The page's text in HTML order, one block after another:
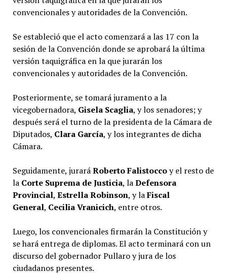
Se estableció que el acto comenzará a las 17 con la
sesión de la Convención donde se aprobará la última
versión taquigráfica en la que jurarán los
convencionales y autoridades de la Convención.
Posteriormente, se tomará juramento a la
vicegobernadora, Gisela Scaglia, y los senadores; y
después será el turno de la presidenta de la Cámara de
Diputados, Clara García, y los integrantes de dicha
Cámara.
Seguidamente, juraráRoberto Falistoccoy el resto de
la Corte Suprema de Justicia, laDefensora
Provincial, Estrella Robinson, y laFiscal
General, Cecilia Vranicich, entre otros.
Luego, los convencionales firmarán la Constitución y
se hará entrega de diplomas. El acto terminará con un
discurso del gobernador Pullaro y jura de los
ciudadanos presentes.